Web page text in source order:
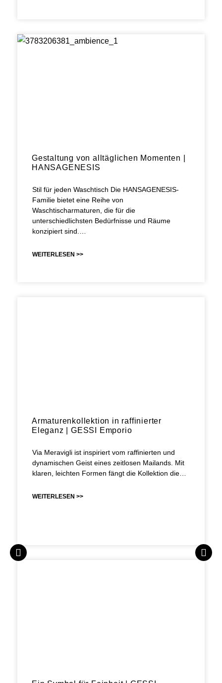
Gestaltung von alltäglichen Momenten |
HANSAGENESIS
Stil für jeden Waschtisch Die HANSAGENESIS-
Familie bietet eine Reihe von
Waschtischarmaturen, die für die
unterschiedlichsten Bedürfnisse und Räume
konzipiert sind.…
WEITERLESEN >>
Armaturenkollektion in raffinierter
Eleganz | GESSI Emporio
Via Meravigli ist inspiriert vom raffinierten und
dynamischen Geist eines zeitlosen Mailands. Mit
klaren, leichten Formen fängt die Kollektion die…
WEITERLESEN >>